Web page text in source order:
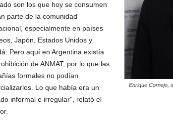
Enrique Cornejo,
son los que hoy se consumen
parte de la comunidad
especialmente en países
Japón, Estados Unidos y
Pero aquí en Argentina existía
de ANMAT, por lo que las
formales no podían
Lo que había era un
informal e irregular”, relató el